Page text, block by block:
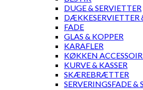
DUGE & SERVIETTER
DÆKKESERVIETTER
FADE
GLAS & KOPPER
KARAFLER
KØKKEN
KURVE & KASSER
SKÆREBRÆTTER
SERVERINGSFADE &